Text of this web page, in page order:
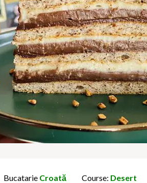
Bucatarie Croată Course: Desert